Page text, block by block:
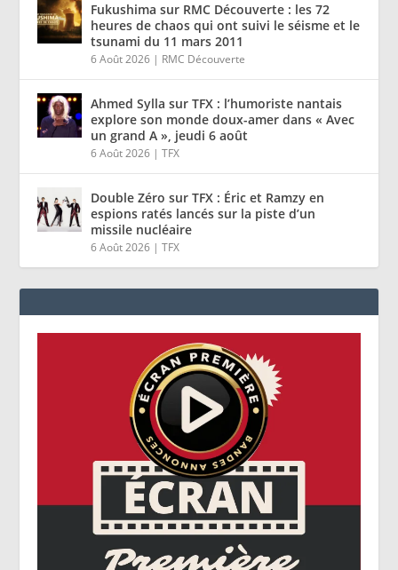
Fukushima sur RMC Découverte : les 72
heures de chaos qui ont suivi le séisme et le
tsunami du 11 mars 2011
6 Août 2026 | RMC Découverte
Ahmed Sylla sur TFX : l’humoriste nantais
explore son monde doux-amer dans « Avec
un grand A », jeudi 6 août
6 Août 2026 |TFX
Double Zéro sur TFX : Éric et Ramzy en
espions ratés lancés sur la piste d’un
missile nucléaire
6 Août 2026 |TFX